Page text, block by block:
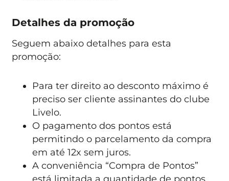
Detalhes da promoção
Seguem abaixo detalhes para esta
promoção:
Para ter direito ao desconto máximo é
preciso ser cliente assinantes do clube
Livelo.
O pagamento dos pontos está
permitindo o parcelamento da compra
em até 12x sem juros.
A conveniência “Compra de Pontos”
está limitada a quantidade de pontos